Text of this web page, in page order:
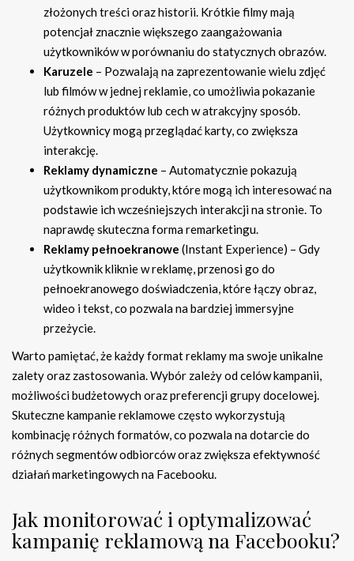
złożonych treści oraz historii. Krótkie filmy mają
potencjał znacznie większego zaangażowania
użytkowników w porównaniu do statycznych obrazów.
Karuzele – Pozwalają na zaprezentowanie wielu zdjęć
lub filmów w jednej reklamie, co umożliwia pokazanie
różnych produktów lub cech w atrakcyjny sposób.
Użytkownicy mogą przeglądać karty, co zwiększa
interakcję.
Reklamy dynamiczne – Automatycznie pokazują
użytkownikom produkty, które mogą ich interesować na
podstawie ich wcześniejszych interakcji na stronie. To
naprawdę skuteczna forma remarketingu.
Reklamy pełnoekranowe (Instant Experience) – Gdy
użytkownik kliknie w reklamę, przenosi go do
pełnoekranowego doświadczenia, które łączy obraz,
wideo i tekst, co pozwala na bardziej immersyjne
przeżycie.
Warto pamiętać, że każdy format reklamy ma swoje unikalne
zalety oraz zastosowania. Wybór zależy od celów kampanii,
możliwości budżetowych oraz preferencji grupy docelowej.
Skuteczne kampanie reklamowe często wykorzystują
kombinację różnych formatów, co pozwala na dotarcie do
różnych segmentów odbiorców oraz zwiększa efektywność
działań marketingowych na Facebooku.
Jak monitorować i optymalizować
kampanię reklamową na Facebooku?